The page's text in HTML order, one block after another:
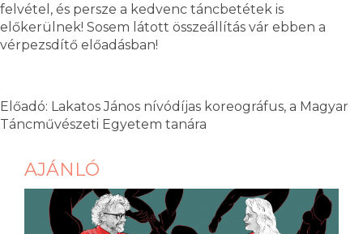
felvétel, és persze a kedvenc táncbetétek is
előkerülnek! Sosem látott összeállítás vár ebben a
vérpezsdítő előadásban!
Előadó: Lakatos János nívódíjas koreográfus, a Magyar
Táncművészeti Egyetem tanára
AJÁNLÓ